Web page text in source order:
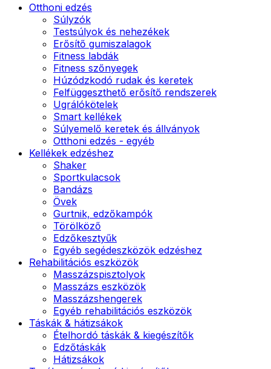
Otthoni edzés
Súlyzók
Testsúlyok és nehezékek
Erősítő gumiszalagok
Fitness labdák
Fitness szőnyegek
Húzódzkodó rudak és keretek
Felfüggeszthető erősítő rendszerek
Ugrálókötelek
Smart kellékek
Súlyemelő keretek és állványok
Otthoni edzés - egyéb
Kellékek edzéshez
Shaker
Sportkulacsok
Bandázs
Övek
Gurtnik, edzőkampók
Törölköző
Edzőkesztyűk
Egyéb segédeszközök edzéshez
Rehabilitációs eszközök
Masszázspisztolyok
Masszázs eszközök
Masszázshengerek
Egyéb rehabilitációs eszközök
Táskák & hátizsákok
Ételhordó táskák & kiegészítők
Edzőtáskák
Hátizsákok